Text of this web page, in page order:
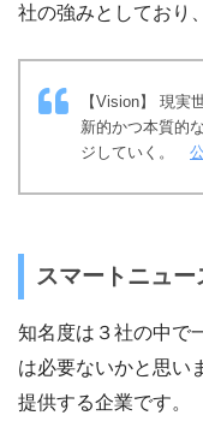
社の強みとしており
【Vision】 現実
新的かつ本質的
ジしていく。
スマートニュー
知名度は３社の中で
は必要ないかと思い
提供する企業です。